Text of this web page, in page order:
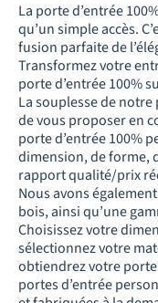
La porte d’entrée
qu’un simple accès.
fusion parfaite de
Transformez votre
porte d’entrée 100%
La souplesse de
de vous proposer en
porte d’entrée 100%
dimension, de forme,
rapport qualité/prix
Nous avons
bois, ainsi qu’une
Choisissez votre
sélectionnez votre
obtiendrez votre porte
portes d’entrée